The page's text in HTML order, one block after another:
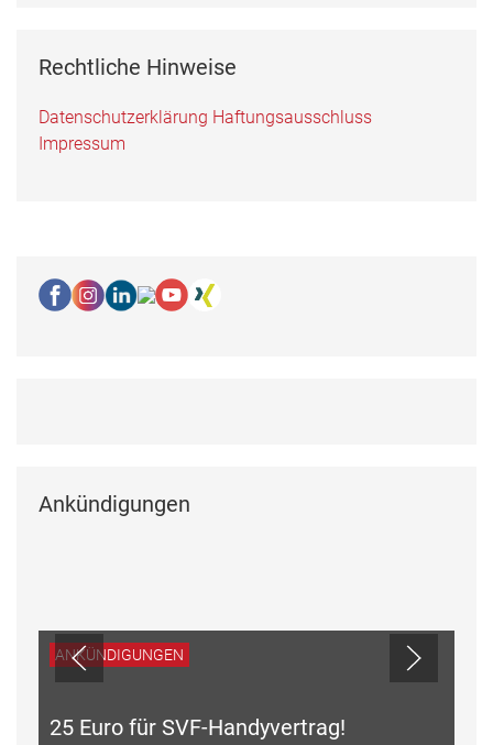
Rechtliche Hinweise
Datenschutzerklärung Haftungsausschluss
Impressum
Ankündigungen
ANKÜNDIGUNGEN
25 Euro für SVF-Handyvertrag!